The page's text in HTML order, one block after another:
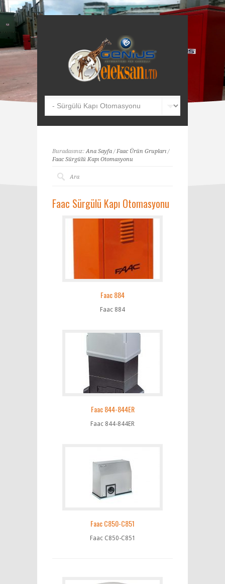
Buradasınız:Ana Sayfa /Faac Ürün Grupları /
Faac Sürgülü Kapı Otomasyonu
Faac Sürgülü Kapı Otomasyonu
Faac 884
Faac 884
Faac 844-844ER
Faac 844-844ER
Faac C850-C851
Faac C850-C851